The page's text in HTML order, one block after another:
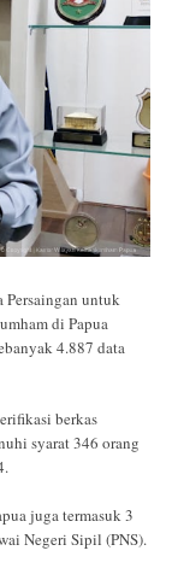
untuk
di Papua
4.887 data
berkas
syarat 346 orang
juga termasuk 3
Negeri Sipil (PNS).